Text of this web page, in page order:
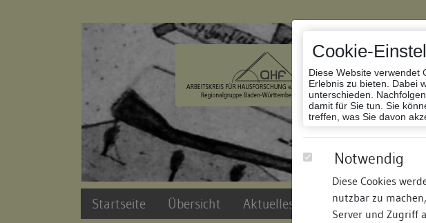
Cookie-
Diese Website verwendet
Erlebnis zu bieten. Dabei
unterschieden.
damit für Sie tun. Sie
treffen, was Sie davon
Notwendig
Diese Cookies
nutzbar zu
Server und Zugriff
Startseite Übersicht Aktuelles und Termine